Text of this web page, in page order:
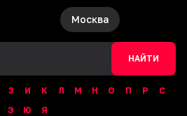
Москва
НАЙТИ
З И К Л М Н О П Р
С
Э Ю
Я